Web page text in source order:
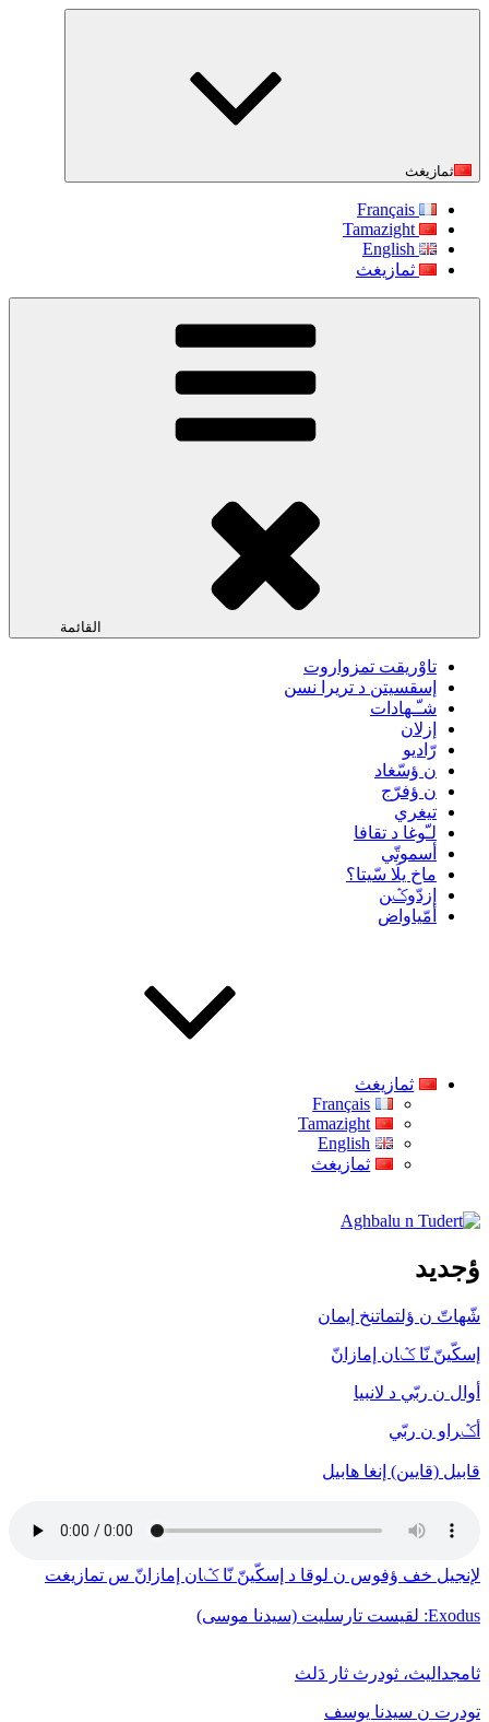
التجاوز
ثمازيغث
Français
Tamazight
English
ثمازيغث
القائمة
تاوْريقت تمزواروت
إسقسيتن د تريرا نسن
شـّـهادات
إزلان
رّاديو
ن ؤسّغاد
ن ؤفرّج
تيغري
لـّوغا د تقافا
أسموتّي
ماخ يلَا سّيتا؟
إزدّوݣن
أمّياواض
ثمازيغث
Français
Tamazight
English
ثمازيغث
Aghbalu n Tudert
ؤجديد
شّهاتّ ن ؤلتماتنخ إيمان
إسكّينّ نّا ݣان إمازانّ
أوال ن ربّي د لانبيا
أݣراو ن ربّي
قابيل (قايين) إنغا هابيل
لإنجيل خف ﺅفوس ن لوقا د إسكّينّ نّا ݣان إمازانّ س تمازيغت
Exodus: لقيست تارسليت (سيدنا موسى)
ثامجداليث، ثودرث ثار دَلث
تودرت ن سيدنا يوسف